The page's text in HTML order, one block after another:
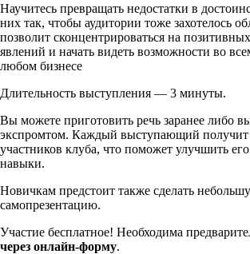
Научитесь превращать недостатки в
них так, чтобы аудитории тоже захотелось
позволит сконцентрироваться на
явлений и начать видеть возможности во
любом бизнесе
Длительность выступления — 3 минуты.
Вы можете приготовить речь заранее либо
экспромтом. Каждый выступающий получит
участников клуба, что поможет улучшить
навыки.
Новичкам предстоит также сделать
самопрезентацию.
Участие бесплатное! Необходима
через онлайн-форму.